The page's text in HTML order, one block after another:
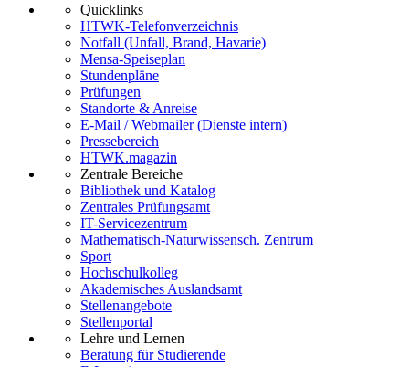
Quicklinks
HTWK-Telefonverzeichnis
Notfall (Unfall, Brand, Havarie)
Mensa-Speiseplan
Stundenpläne
Prüfungen
Standorte & Anreise
E-Mail / Webmailer (Dienste intern)
Pressebereich
HTWK.magazin
Zentrale Bereiche
Bibliothek und Katalog
Zentrales Prüfungsamt
IT-Servicezentrum
Mathematisch-Naturwissensch. Zentrum
Sport
Hochschulkolleg
Akademisches Auslandsamt
Stellenangebote
Stellenportal
Lehre und Lernen
Beratung für Studierende